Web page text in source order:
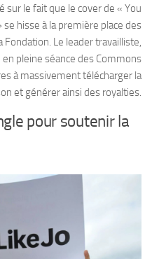
sur le fait que le cover de « You
se hisse à la première place des
Le leader travailliste,
pleine séance des Commons
à massivement télécharger la
et générer ainsi des royalties.
pour soutenir la